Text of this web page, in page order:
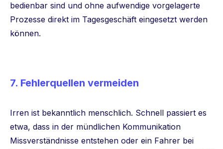
bedienbar sind und ohne aufwendige vorgelagerte
Prozesse direkt im Tagesgeschäft eingesetzt werden
können.
7. Fehlerquellen vermeiden
Irren ist bekanntlich menschlich. Schnell passiert es
etwa, dass in der mündlichen Kommunikation
Missverständnisse entstehen oder ein Fahrer bei